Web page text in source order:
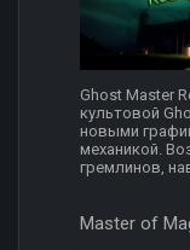
Ghost Master
культовой
новыми
механикой.
гремлинов,
Master of